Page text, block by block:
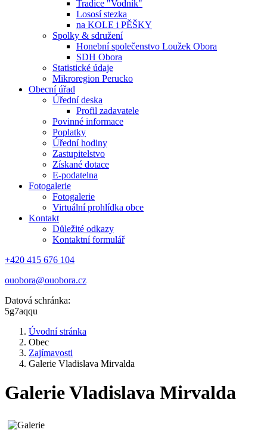
Tradice "Vodník"
Lososí stezka
na KOLE i PĚŠKY
Spolky & sdružení
Honební společenstvo Loužek Obora
SDH Obora
Statistické údaje
Mikroregion Perucko
Obecní úřad
Úřední deska
Profil zadavatele
Povinné informace
Poplatky
Úřední hodiny
Zastupitelstvo
Získané dotace
E-podatelna
Fotogalerie
Fotogalerie
Virtuální prohlídka obce
Kontakt
Důležité odkazy
Kontaktní formulář
+420 415 676 104
ouobora@ouobora.cz
Datová schránka:
5g7aqqu
Úvodní stránka
Obec
Zajímavosti
Galerie Vladislava Mirvalda
Galerie Vladislava Mirvalda